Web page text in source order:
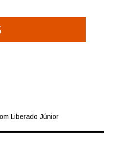
Liberado Júnior